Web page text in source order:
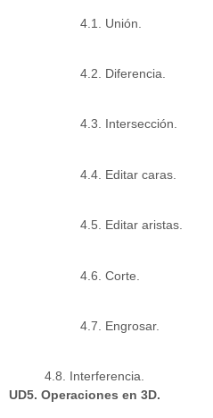
4.1. Unión.
4.2. Diferencia.
4.3. Intersección.
4.4. Editar caras.
4.5. Editar aristas.
4.6. Corte.
4.7. Engrosar.
4.8. Interferencia.
UD5. Operaciones en 3D.